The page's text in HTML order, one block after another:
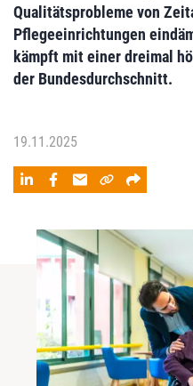
Qualitätsprobleme von
Pflegeeinrichtungen
kämpft mit einer dreimal
der Bundesdurchschnitt.
19.11.2025